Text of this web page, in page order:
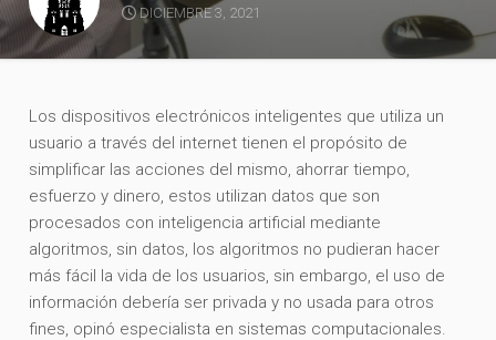
DICIEMBRE 3, 2021
Los dispositivos electrónicos inteligentes que utiliza un
usuario a través del internet tienen el propósito de
simplificar las acciones del mismo, ahorrar tiempo,
esfuerzo y dinero, estos utilizan datos que son
procesados con inteligencia artificial mediante
algoritmos, sin datos, los algoritmos no pudieran hacer
más fácil la vida de los usuarios, sin embargo, el uso de
información debería ser privada y no usada para otros
fines, opinó especialista en sistemas computacionales.